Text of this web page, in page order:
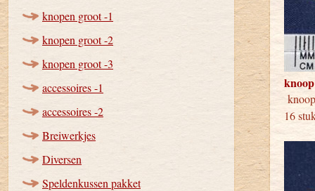
knopen groot -1
knopen groot -2
knopen groot -3
accessoires -1
accessoires -2
Breiwerkjes
Diversen
Speldenkussen pakket
16